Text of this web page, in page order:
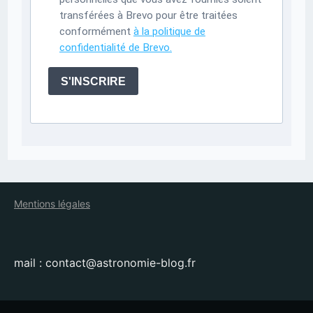
transférées à Brevo pour être traitées
conformément à la politique de
confidentialité de Brevo.
S'INSCRIRE
Mentions légales
mail : contact@astronomie-blog.fr